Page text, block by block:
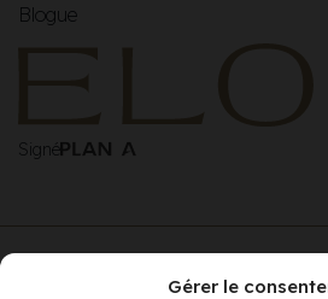
Gérer le
Blogue
Signé
2005 av. de Bois-de-